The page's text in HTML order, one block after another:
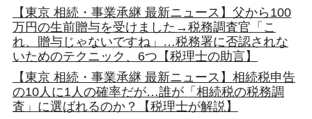
【東京 相続・事業承継 最新ニュース】父から100
万円の生前贈与を受けました→税務調査官「こ
れ、贈与じゃないですね」…税務署に否認されな
いためのテクニック、6つ【税理士の助言】
【東京 相続・事業承継 最新ニュース】相続税申告
の10人に1人の確率だが…誰が「相続税の税務調
査」に選ばれるのか？【税理士が解説】